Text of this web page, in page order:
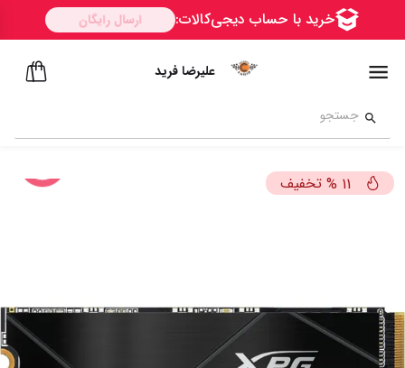
علیرضا فرید
11
% تخفیف